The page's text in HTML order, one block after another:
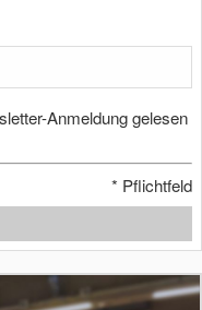
Anmeldung gelesen
* Pflichtfeld